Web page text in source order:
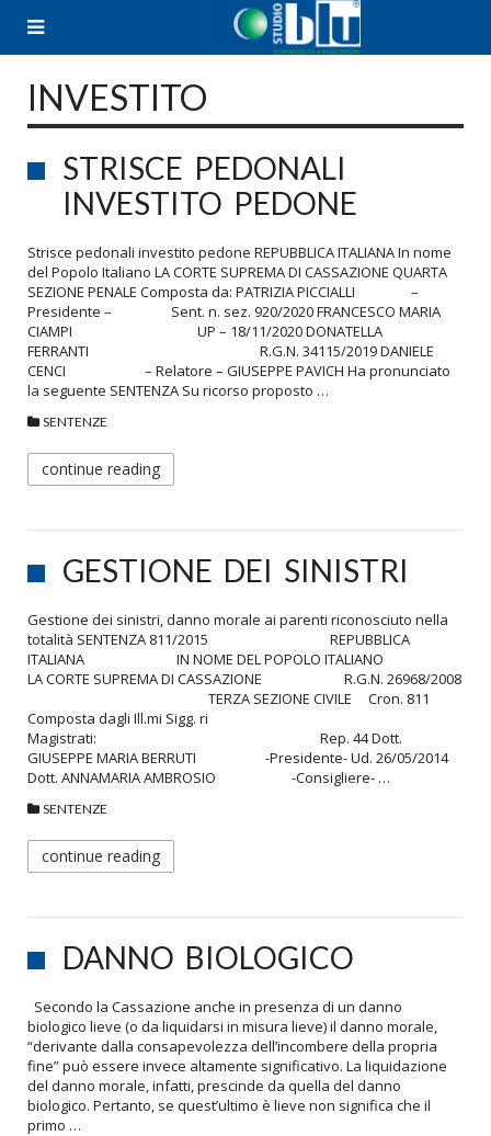
INVESTITO
STRISCE PEDONALI
INVESTITO PEDONE
Strisce pedonali investito pedone REPUBBLICA ITALIANA In nome
del Popolo Italiano LA CORTE SUPREMA DI CASSAZIONE QUARTA
SEZIONE PENALE Composta da: PATRIZIA PICCIALLI –
Presidente – Sent. n. sez. 920/2020 FRANCESCO MARIA
CIAMPI UP – 18/11/2020 DONATELLA
FERRANTI R.G.N. 34115/2019 DANIELE
CENCI – Relatore – GIUSEPPE PAVICH Ha pronunciato
la seguente SENTENZA Su ricorso proposto …
SENTENZE
continue reading
GESTIONE DEI SINISTRI
Gestione dei sinistri, danno morale ai parenti riconosciuto nella
totalità SENTENZA 811/2015 REPUBBLICA
ITALIANA IN NOME DEL POPOLO ITALIANO
LA CORTE SUPREMA DI CASSAZIONE R.G.N. 26968/2008
TERZA SEZIONE CIVILE Cron. 811
Composta dagli Ill.mi Sigg. ri
Magistrati: Rep. 44 Dott.
GIUSEPPE MARIA BERRUTI -Presidente- Ud. 26/05/2014
Dott. ANNAMARIA AMBROSIO -Consigliere- …
SENTENZE
continue reading
DANNO BIOLOGICO
Secondo la Cassazione anche in presenza di un danno
biologico lieve (o da liquidarsi in misura lieve) il danno morale,
“derivante dalla consapevolezza dell’incombere della propria
fine” può essere invece altamente significativo. La liquidazione
del danno morale, infatti, prescinde da quella del danno
biologico. Pertanto, se quest’ultimo è lieve non significa che il
primo …